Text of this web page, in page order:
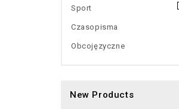
Sport
Czasopisma
Obcojęzyczne
New Products